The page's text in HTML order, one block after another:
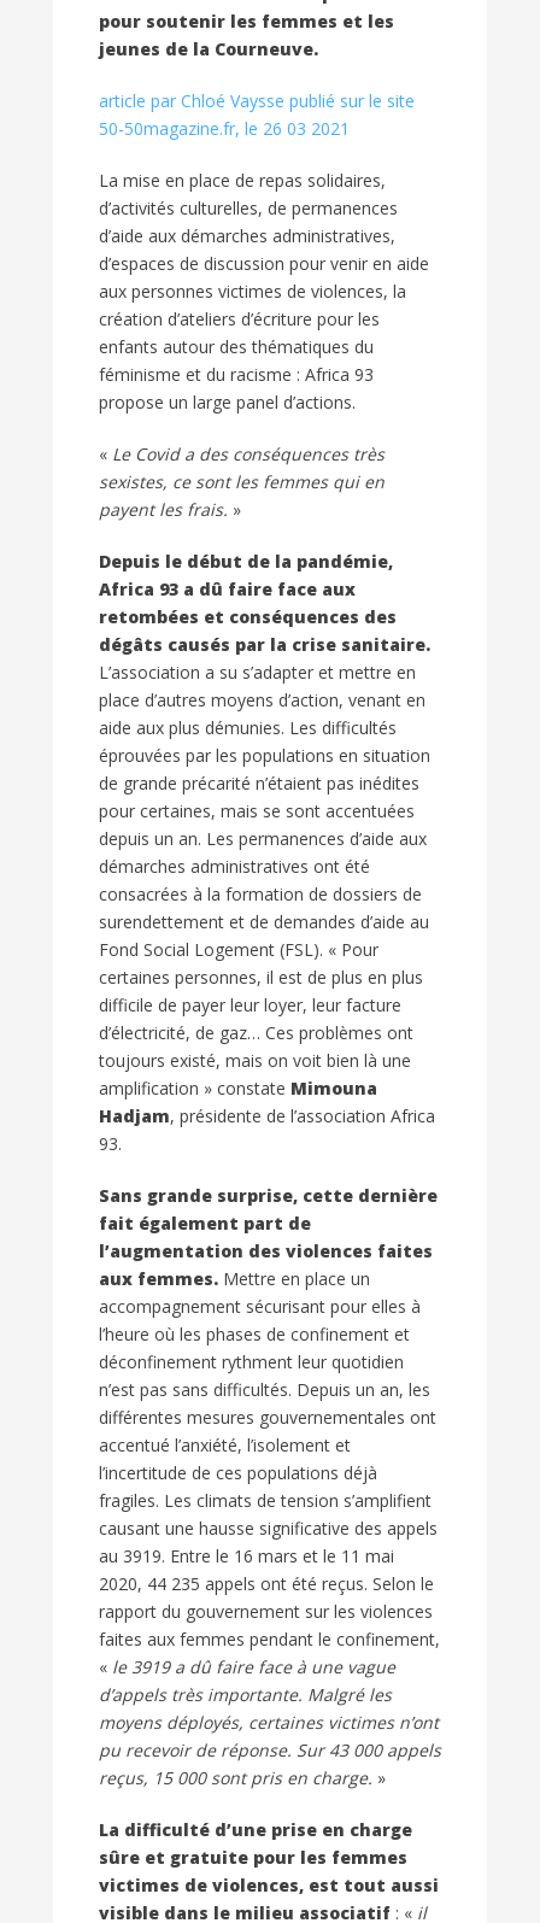
pour soutenir les femmes et les
jeunes de la Courneuve.
article par Chloé Vaysse publié sur le site
50-50magazine.fr, le 26 03 2021
La mise en place de repas solidaires,
d’activités culturelles, de permanences
d’aide aux démarches administratives,
d’espaces de discussion pour venir en aide
aux personnes victimes de violences, la
création d’ateliers d’écriture pour les
enfants autour des thématiques du
féminisme et du racisme : Africa 93
propose un large panel d’actions.
« Le Covid a des conséquences très
sexistes, ce sont les femmes qui en
payent les frais. »
Depuis le début de la pandémie,
Africa 93 a dû faire face aux
retombées et conséquences des
dégâts causés par la crise sanitaire.
L’association a su s’adapter et mettre en
place d’autres moyens d’action, venant en
aide aux plus démunies. Les difficultés
éprouvées par les populations en situation
de grande précarité n’étaient pas inédites
pour certaines, mais se sont accentuées
depuis un an. Les permanences d’aide aux
démarches administratives ont été
consacrées à la formation de dossiers de
surendettement et de demandes d’aide au
Fond Social Logement (FSL). « Pour
certaines personnes, il est de plus en plus
difficile de payer leur loyer, leur facture
d’électricité, de gaz… Ces problèmes ont
toujours existé, mais on voit bien là une
amplification » constate Mimouna
Hadjam, présidente de l’association Africa
93.
Sans grande surprise, cette dernière
fait également part de
l’augmentation des violences faites
aux femmes. Mettre en place un
accompagnement sécurisant pour elles à
l’heure où les phases de confinement et
déconfinement rythment leur quotidien
n’est pas sans difficultés. Depuis un an, les
différentes mesures gouvernementales ont
accentué l’anxiété, l’isolement et
l’incertitude de ces populations déjà
fragiles. Les climats de tension s’amplifient
causant une hausse significative des appels
au 3919. Entre le 16 mars et le 11 mai
2020, 44 235 appels ont été reçus. Selon le
rapport du gouvernement sur les violences
faites aux femmes pendant le confinement,
« le 3919 a dû faire face à une vague
d’appels très importante. Malgré les
moyens déployés, certaines victimes n’ont
pu recevoir de réponse. Sur 43 000 appels
reçus, 15 000 sont pris en charge. »
La difficulté d’une prise en charge
sûre et gratuite pour les femmes
victimes de violences, est tout aussi
visible dans le milieu associatif : « il